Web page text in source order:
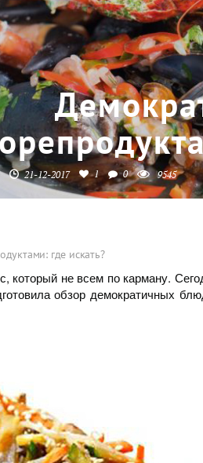
21-12-2017 1 0 9545
где искать?
который не всем по карману.
обзор демократичных